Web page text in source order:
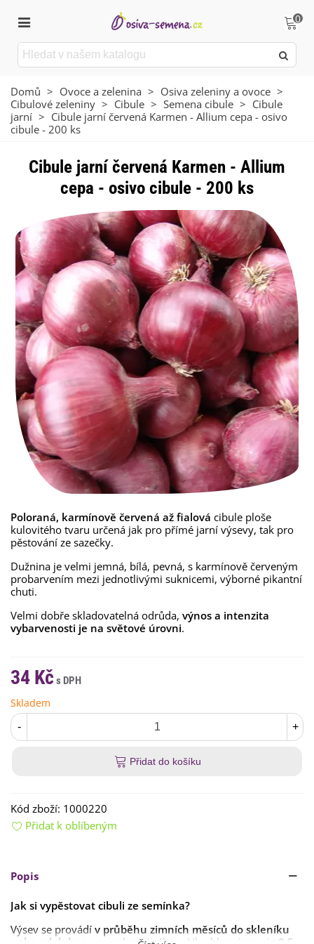
0
Domů > Ovoce a zelenina > Osiva zeleniny a ovoce >
Cibulové zeleniny > Cibule > Semena cibule > Cibule
jarní > Cibule jarní červená Karmen - Allium cepa - osivo
cibule - 200 ks
Cibule jarní červená Karmen - Allium
cepa - osivo cibule - 200 ks
Poloraná, karmínově červená až fialová cibule ploše
kulovitého tvaru určená jak pro přímé jarní výsevy, tak pro
pěstování ze sazečky.
Dužnina je velmi jemná, bílá, pevná, s karmínově červeným
probarvením mezi jednotlivými suknicemi, výborné pikantní
chuti.
Velmi dobře skladovatelná odrůda, výnos a intenzita
vybarvenosti je na světové úrovni.
34 Kč
Skladem
- +
Přidat do košíku
Kód zboží: 1000220
Přidat k oblíbeným
Popis
Jak si vypěstovat cibuli ze semínka?
Výsev se provádí v průběhu zimních měsíců do skleníku